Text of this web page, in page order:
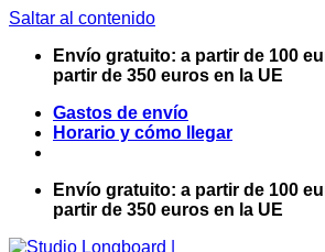
Saltar al contenido
Envío gratuito: a partir de 100
partir de 350 euros en la UE
Gastos de envío
Horario y cómo llegar
Envío gratuito: a partir de 100
partir de 350 euros en la UE